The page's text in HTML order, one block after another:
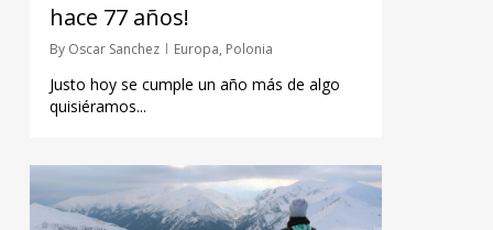
hace 77 años!
By Oscar Sanchez Europa, Polonia
Justo hoy se cumple un año más de algo
quisiéramos...